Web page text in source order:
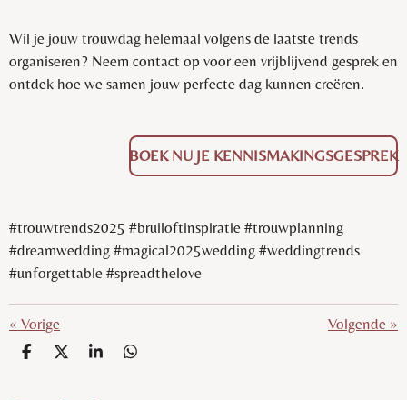
Wil je jouw trouwdag helemaal volgens de laatste trends
organiseren? Neem contact op voor een vrijblijvend gesprek en
ontdek hoe we samen jouw perfecte dag kunnen creëren.
BOEK NU JE KENNISMAKINGSGESPREK
#trouwtrends2025 #bruiloftinspiratie #trouwplanning
#dreamwedding #magical2025wedding #weddingtrends
#unforgettable #spreadthelove
« Vorige Volgende »
D
D
S
D